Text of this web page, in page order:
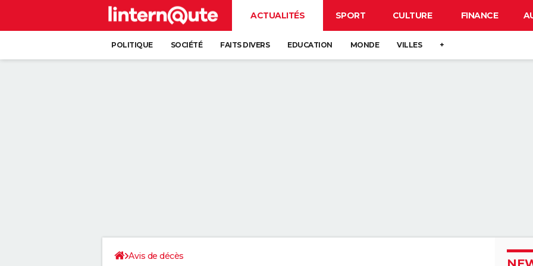
ACTUALITÉS SPORT CULTURE FINANCE
POLITIQUE SOCIÉTÉ FAITS DIVERS EDUCATION MONDE VILLES +
Avis de décès